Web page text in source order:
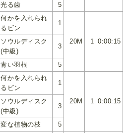
光る歯 5
何かを入れられ
るビン
1
20M 1 0:00:15
ソウルディスク
(中級)
3
青い羽根 5
何かを入れられ
るビン
1
20M 1 0:00:15
ソウルディスク
(中級)
3
変な植物の枝 5